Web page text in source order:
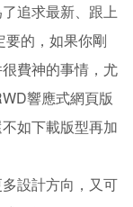
追求最新、跟上
要的，如果你剛
費神的事情，尤
響應式網頁版
如下載版型再加
設計方向，又可